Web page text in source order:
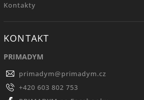
Kontakty
KONTAKT
PRIMADYM
primadym@primadym.cz
+420 603 802 753